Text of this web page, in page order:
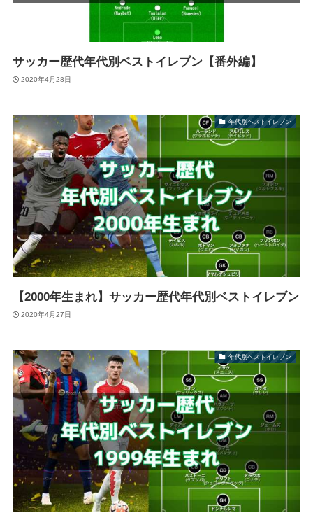
サッカー歴代年代別ベストイレブン【番外編】
2020年4月28日
年代別ベストイレブン
【2000年生まれ】サッカー歴代年代別ベストイレブン
2020年4月27日
年代別ベストイレブン